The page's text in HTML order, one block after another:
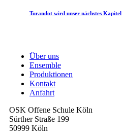
Turandot wird unser nächstes Kapitel
Über uns
Ensemble
Produktionen
Kontakt
Anfahrt
OSK Offene Schule Köln
Sürther Straße 199
50999 Köln